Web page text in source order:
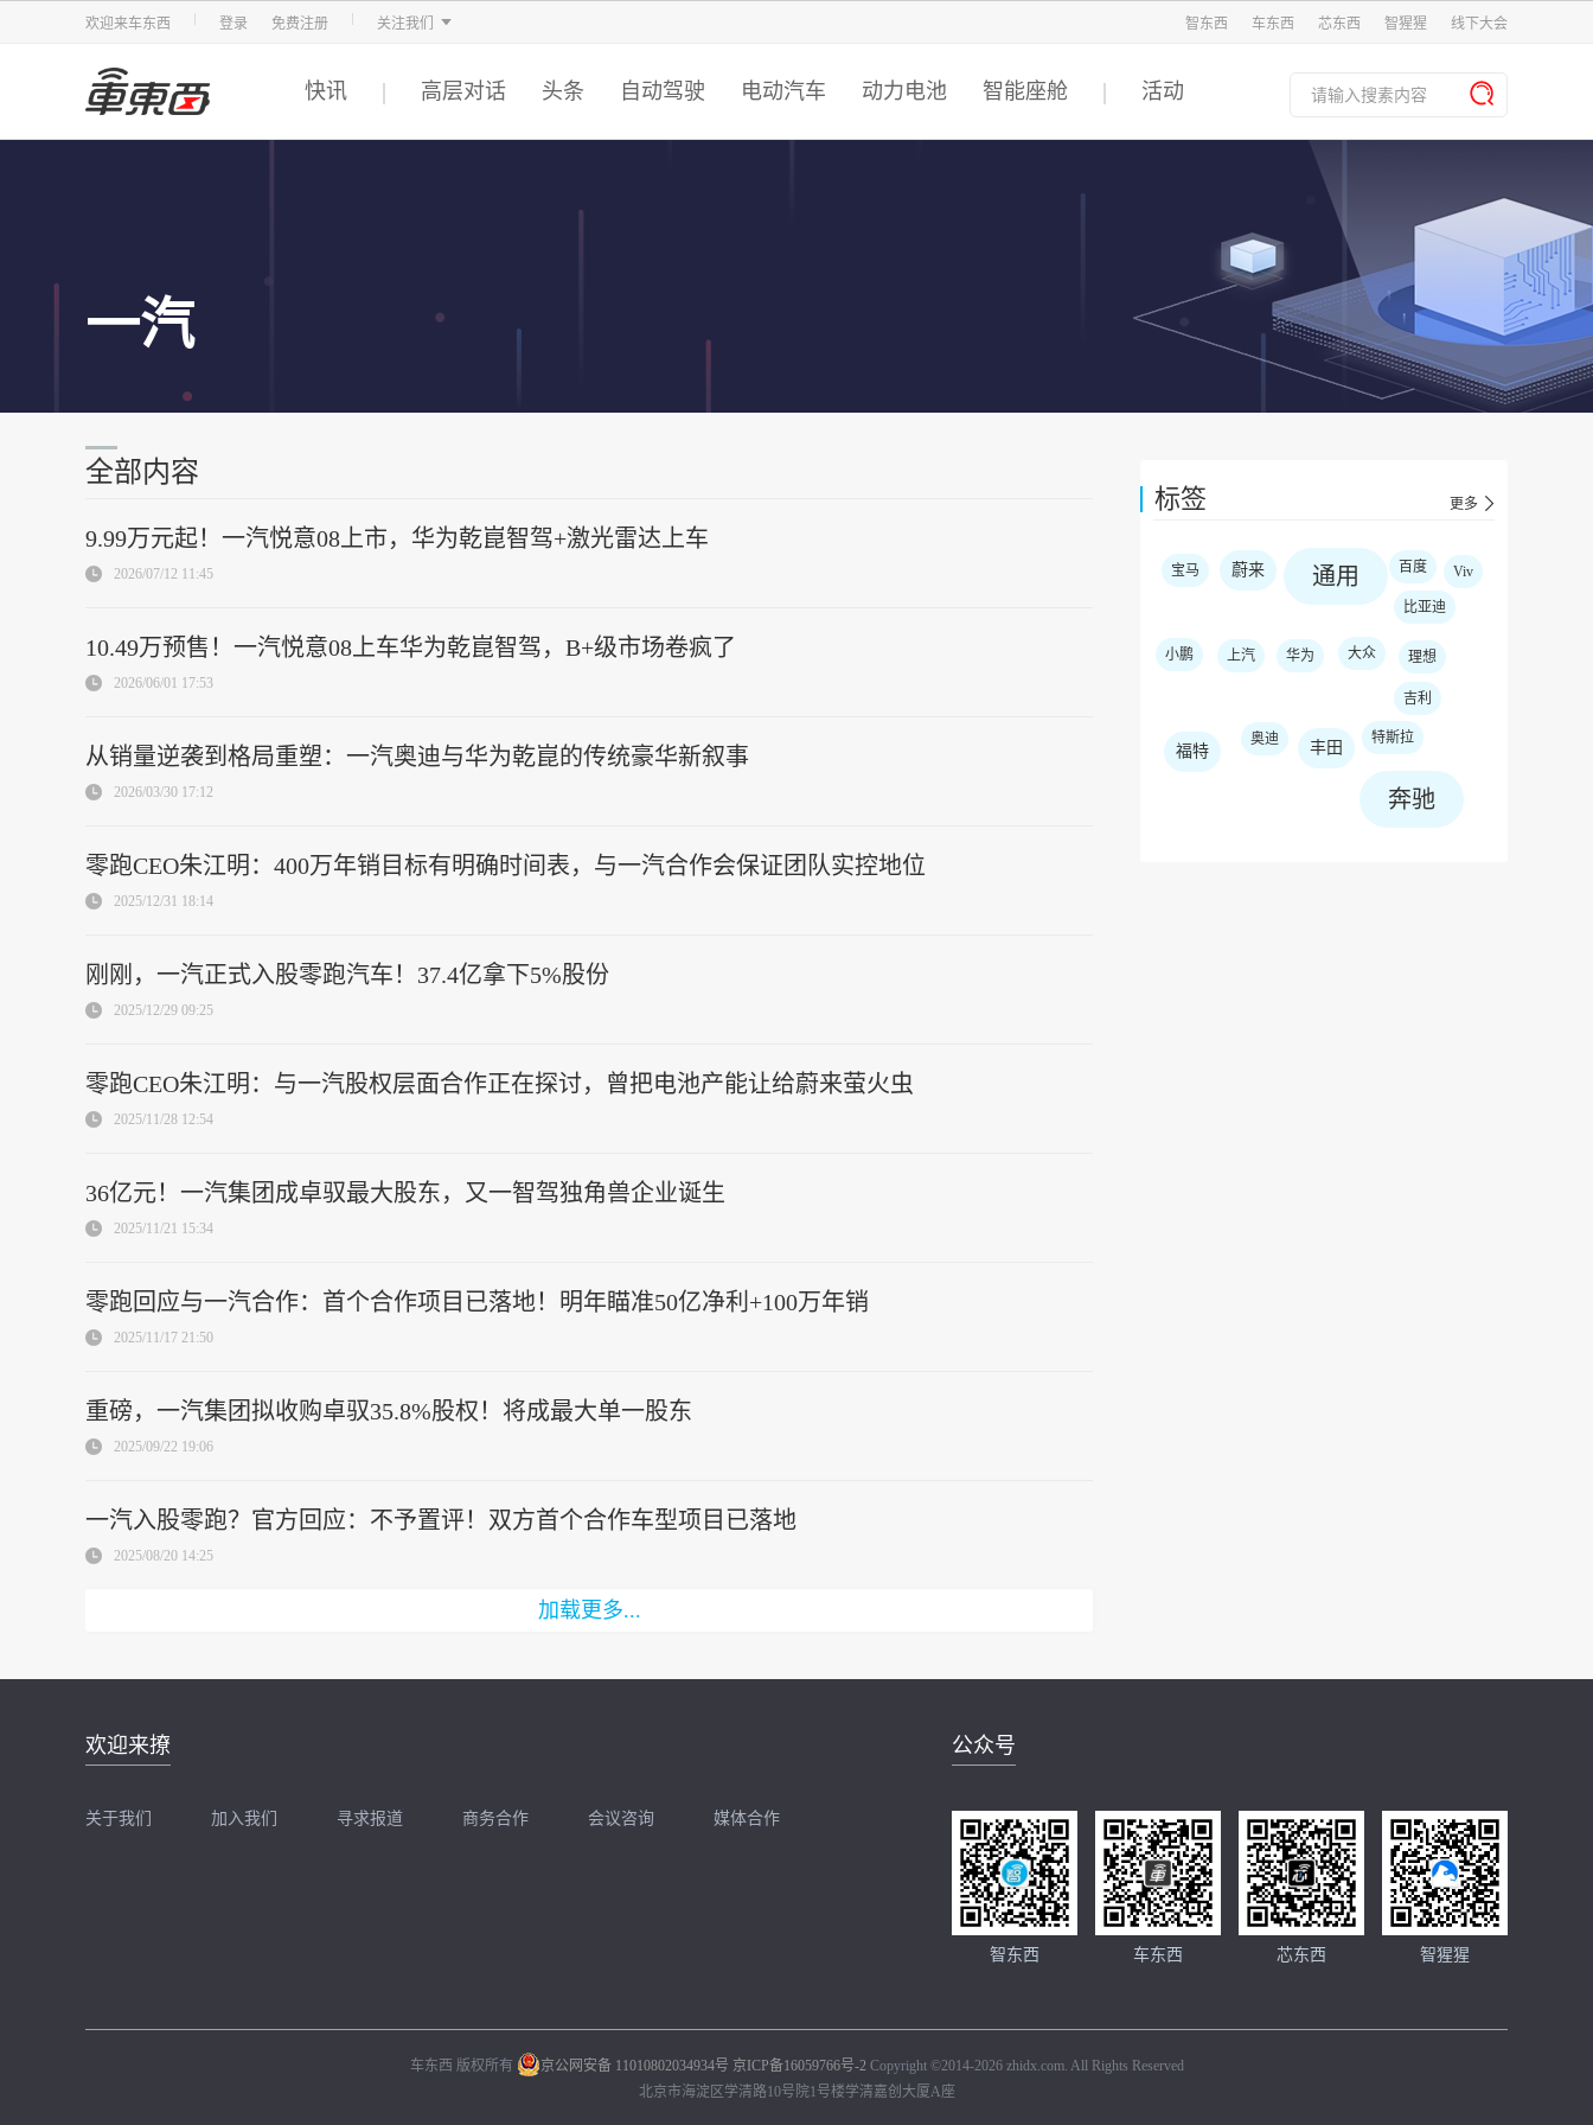
欢迎来车东西 登录 免费注册 关注我们
智东西
车东西 芯东西 智猩猩 线下大会
快讯 高层对话 头条 自动驾驶 电动汽车 动力电池 智能座舱 活动
一汽
标签 更多
宝马 蔚来 通用 百度 Viv
比亚迪
小鹏 上汽 华为 大众 理想
吉利
福特
奥迪 丰田
特斯拉
奔驰
全部内容
9.99万元起！一汽悦意08上市，华为乾崑智驾+激光雷达上车
2026/07/12 11:45
10.49万预售！一汽悦意08上车华为乾崑智驾，B+级市场卷疯了
2026/06/01 17:53
从销量逆袭到格局重塑：一汽奥迪与华为乾崑的传统豪华新叙事
2026/03/30 17:12
零跑CEO朱江明：400万年销目标有明确时间表，与一汽合作会保证团队实控地位
2025/12/31 18:14
刚刚，一汽正式入股零跑汽车！37.4亿拿下5%股份
2025/12/29 09:25
零跑CEO朱江明：与一汽股权层面合作正在探讨，曾把电池产能让给蔚来萤火虫
2025/11/28 12:54
36亿元！一汽集团成卓驭最大股东，又一智驾独角兽企业诞生
2025/11/21 15:34
零跑回应与一汽合作：首个合作项目已落地！明年瞄准50亿净利+100万年销
2025/11/17 21:50
重磅，一汽集团拟收购卓驭35.8%股权！将成最大单一股东
2025/09/22 19:06
一汽入股零跑？官方回应：不予置评！双方首个合作车型项目已落地
2025/08/20 14:25
加载更多...
欢迎来撩
关于我们 加入我们 寻求报道 商务合作 会议咨询 媒体合作
公众号
智东西 车东西 芯东西 智猩猩
车东西 版权所有 京公网安备 11010802034934号 京ICP备16059766号-2Copyright ©2014-2026 zhidx.com. All Rights Reserved
北京市海淀区学清路10号院1号楼学清嘉创大厦A座